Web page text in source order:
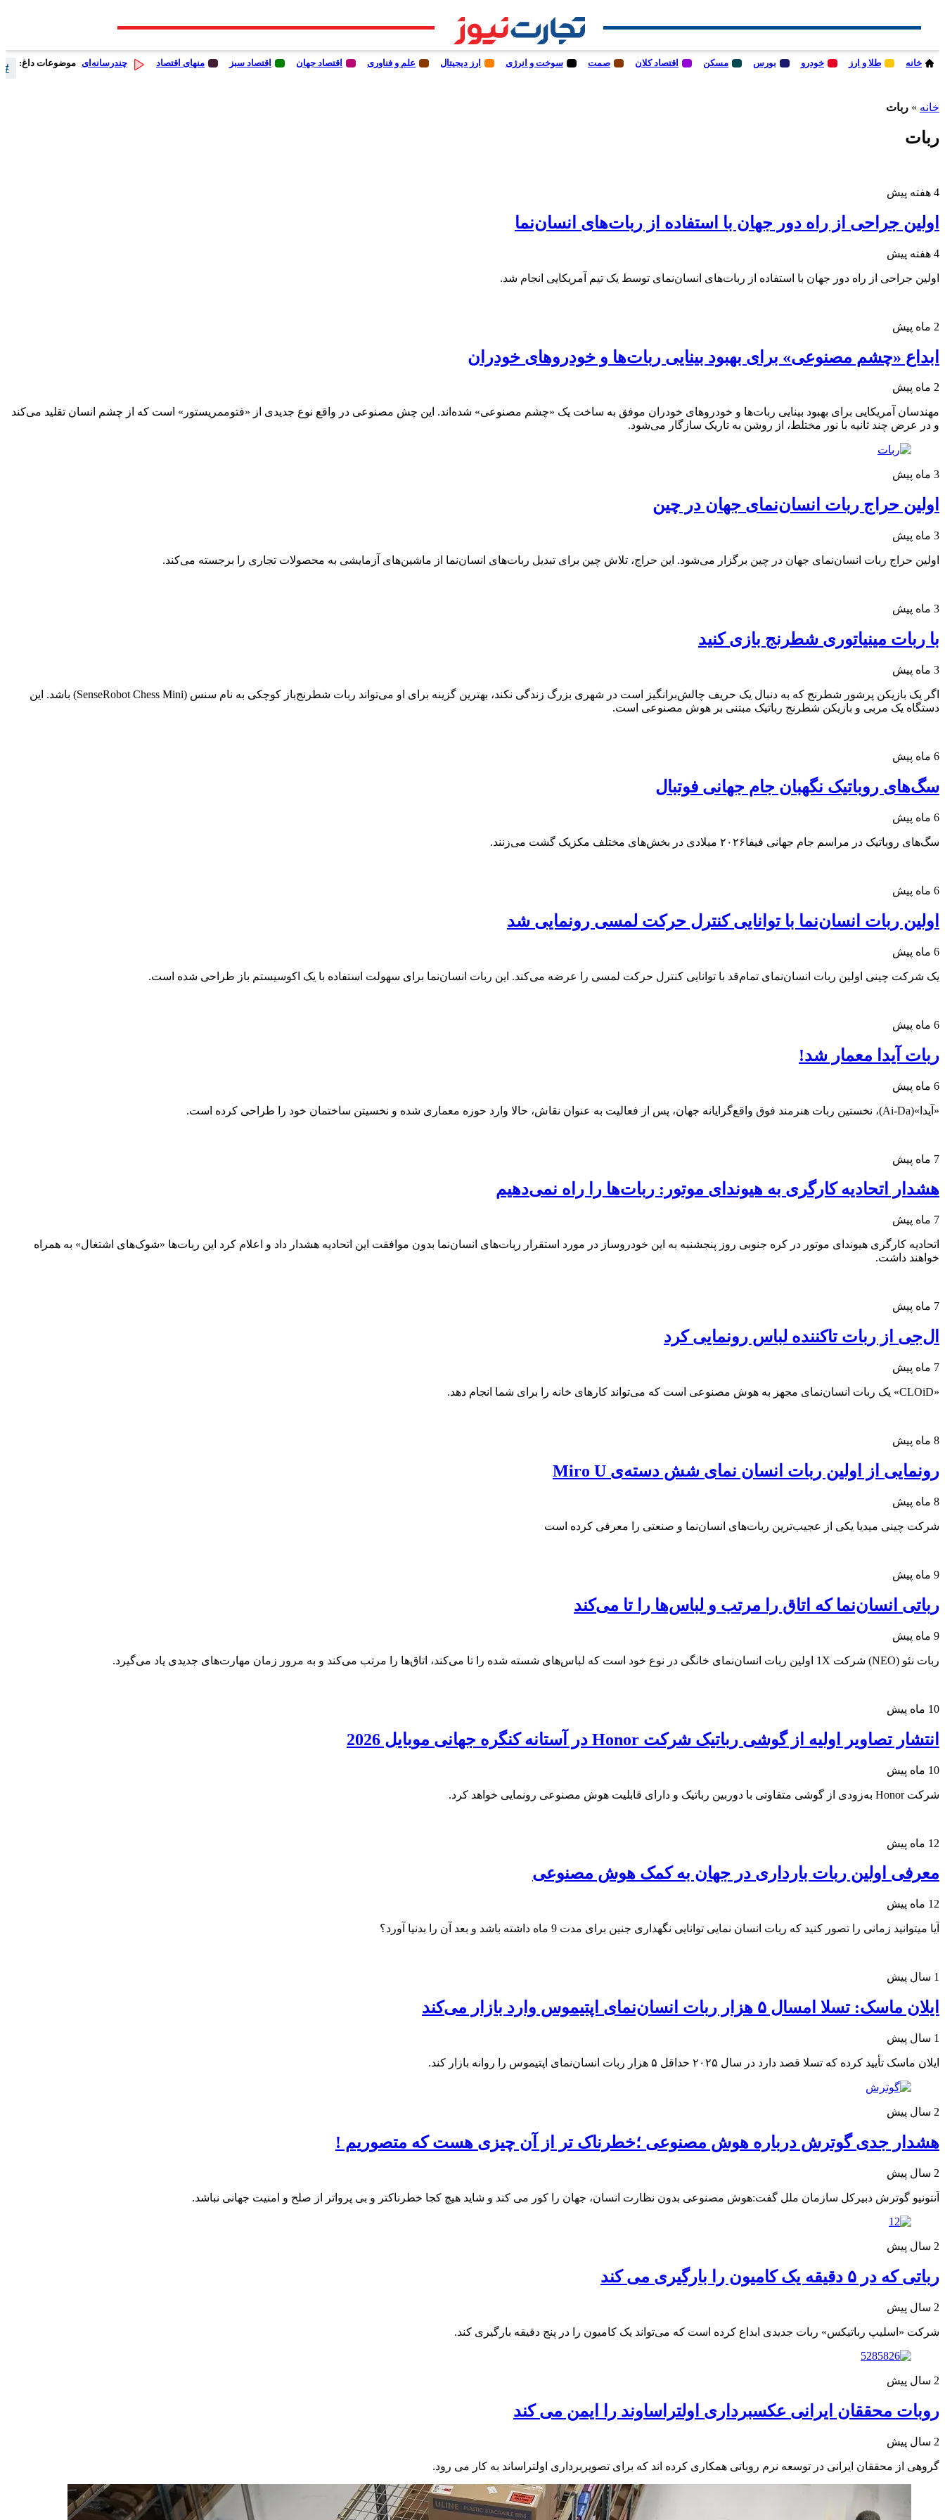
خانه طلا و ارز خودرو بورس مسکن اقتصاد کلان صمت سوخت و انرژی ارز دیجیتال علم و فناوری اقتصاد جهان اقتصاد سبز منهای اقتصاد چندرسانه‌ای موضوعات داغ: #
خانه » ربات
ربات
4 هفته پیش
اولین جراحی از راه دور جهان با استفاده از ربات‌های انسان‌نما
4 هفته پیش
اولین جراحی از راه دور جهان با استفاده از ربات‌های انسان‌نمای توسط یک تیم آمریکایی انجام شد.
2 ماه پیش
ابداع «چشم مصنوعی» برای بهبود بینایی ربات‌ها و خودروهای خودران
2 ماه پیش
مهندسان آمریکایی برای بهبود بینایی ربات‌ها و خودروهای خودران موفق به ساخت یک «چشم مصنوعی» شده‌اند. این چش مصنوعی در واقع نوع جدیدی از «فتوممریستور» است که از چشم انسان تقلید می‌کند
و در عرض چند ثانیه با نور مختلط، از روشن به تاریک سازگار می‌شود.
3 ماه پیش
اولین حراج ربات انسان‌نمای جهان در چین
3 ماه پیش
اولین حراج ربات انسان‌نمای جهان در چین برگزار می‌شود. این حراج، تلاش چین برای تبدیل ربات‌های انسان‌نما از ماشین‌های آزمایشی به محصولات تجاری را برجسته می‌کند.
3 ماه پیش
با ربات مینیاتوری شطرنج بازی کنید
3 ماه پیش
اگر یک بازیکن پرشور شطرنج که به ‌دنبال یک حریف چالش‌برانگیز است در شهری بزرگ زندگی نکند، بهترین گزینه برای او می‌تواند ربات شطرنج‌باز کوچکی به نام سنس (SenseRobot Chess Mini) باشد. این
دستگاه یک مربی و بازیکن شطرنج رباتیک مبتنی بر هوش مصنوعی است.
6 ماه پیش
سگ‌های روباتیک نگهبان جام جهانی فوتبال
6 ماه پیش
سگ‌های روباتیک در مراسم جام جهانی فیفا۲۰۲۶ میلادی در بخش‌های مختلف مکزیک گشت می‌زنند.
6 ماه پیش
اولین ربات انسان‌نما با توانایی کنترل حرکت لمسی رونمایی شد
6 ماه پیش
یک شرکت چینی اولین ربات انسان‌نمای تمام‌قد با توانایی کنترل حرکت لمسی را عرضه می‌کند. این ربات انسان‌نما برای سهولت استفاده با یک اکوسیستم باز طراحی شده است.
6 ماه پیش
ربات آیدا معمار شد!
6 ماه پیش
«آیدا»(Ai-Da)، نخستین ربات هنرمند فوق واقع‌گرایانه جهان،‌ پس از فعالیت به عنوان نقاش،‌ حالا وارد حوزه معماری شده و نخسیتن ساختمان خود را طراحی کرده است.
7 ماه پیش
هشدار اتحادیه کارگری به هیوندای موتور: ربات‌ها را راه نمی‌دهیم
7 ماه پیش
اتحادیه کارگری هیوندای موتور در کره جنوبی روز پنجشنبه به این خودروساز در مورد استقرار ربات‌های انسان‌نما بدون موافقت این اتحادیه هشدار داد و اعلام کرد این ربات‌ها «شوک‌های اشتغال» به همراه
خواهند داشت.
7 ماه پیش
ال‌جی از ربات تاکننده لباس‌ رونمایی کرد
7 ماه پیش
«CLOiD» یک ربات انسان‌نمای مجهز به هوش مصنوعی است که می‌تواند کارهای خانه را برای شما انجام دهد.
8 ماه پیش
رونمایی از اولین ربات انسان نمای شش دسته‌ی Miro U
8 ماه پیش
شرکت چینی میدیا یکی از عجیب‌ترین ربات‌های انسان‌نما و صنعتی را معرفی کرده است
9 ماه پیش
رباتی انسان‌نما که اتاق را مرتب و لباس‌ها را تا می‌کند
9 ماه پیش
ربات نئو (NEO) شرکت 1X اولین ربات انسان‌نمای خانگی در نوع خود است که لباس‌های شسته شده را تا می‌کند، اتاق‌ها را مرتب می‌کند و به مرور زمان مهارت‌های جدیدی یاد می‌گیرد.
10 ماه پیش
انتشار تصاویر اولیه از گوشی رباتیک شرکت Honor در آستانه کنگره جهانی موبایل 2026
10 ماه پیش
شرکت Honor به‌زودی از گوشی متفاوتی با دوربین رباتیک و دارای قابلیت هوش مصنوعی رونمایی خواهد کرد.
12 ماه پیش
معرفی اولین ربات بارداری در جهان به کمک هوش مصنوعی
12 ماه پیش
آیا میتوانید زمانی را تصور کنید که ربات انسان نمایی توانایی نگهداری جنین برای مدت 9 ماه داشته باشد و بعد آن را بدنیا آورد؟
1 سال پیش
ایلان ماسک: تسلا امسال ۵ هزار ربات انسان‌نمای اپتیموس وارد بازار می‌کند
1 سال پیش
ایلان ماسک تأیید کرده که تسلا قصد دارد در سال ۲۰۲۵ حداقل ۵ هزار ربات انسان‌نمای اپتیموس را روانه بازار کند.
2 سال پیش
هشدار جدی گوترش درباره هوش مصنوعی ؛خطرناک تر از آن چیزی هست که متصوریم !
2 سال پیش
آنتونیو گوترش دبیرکل سازمان ملل گفت:هوش مصنوعی بدون نظارت انسان، جهان را کور می کند و شاید هیچ کجا خطرناکتر و بی پرواتر از صلح و امنیت جهانی نباشد.
2 سال پیش
رباتی که در ۵ دقیقه یک کامیون را بارگیری می کند
2 سال پیش
شرکت «اسلیپ رباتیکس» ربات جدیدی ابداع کرده است که می‌تواند یک کامیون را در پنج دقیقه بارگیری کند.
2 سال پیش
روبات محققان ایرانی عکسبرداری اولتراساوند را ایمن می کند
2 سال پیش
گروهی از محققان ایرانی در توسعه نرم روباتی همکاری کرده اند که برای تصویربرداری اولتراساند به کار می رود.